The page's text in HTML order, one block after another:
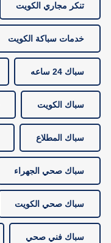
تنكر مجاري الكويت
خدمات سباكة الكويت
سباك 24 ساعه
سباك الكويت
سباك المطلاع
سباك صحي الجهراء
سباك صحي الكويت
سباك فني صحي